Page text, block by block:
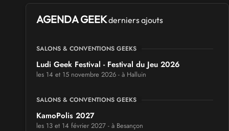
AGENDA GEEKderniers ajouts
SALONS & CONVENTIONS GEEKS
Ludi Geek Festival - Festival du Jeu 2026
les 14 et 15 novembre 2026 - à Halluin
SALONS & CONVENTIONS GEEKS
KamoPolis 2027
les 13 et 14 février 2027 - à Besançon